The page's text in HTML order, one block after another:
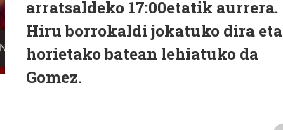
arratsaldeko 17:00etatik aurrera.
Hiru borrokaldi jokatuko dira eta
horietako batean lehiatuko da
Gomez.